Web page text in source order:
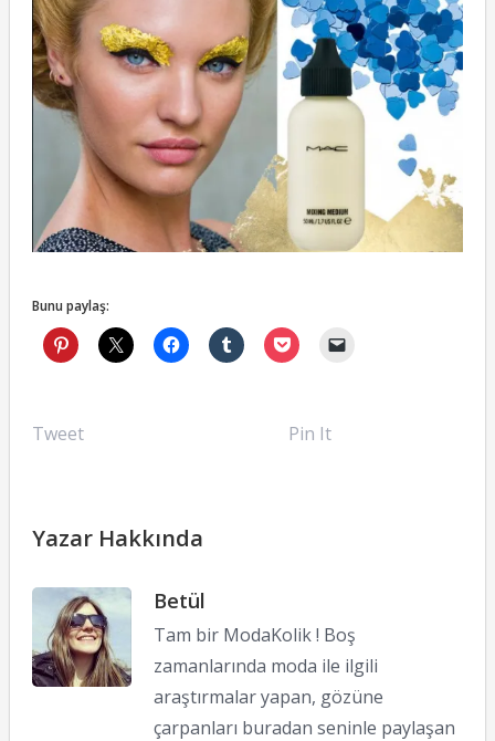
Bunu paylaş:
Tweet Pin It
Yazar Hakkında
Betül
Tam bir ModaKolik ! Boş
zamanlarında moda ile ilgili
araştırmalar yapan, gözüne
çarpanları buradan seninle paylaşan